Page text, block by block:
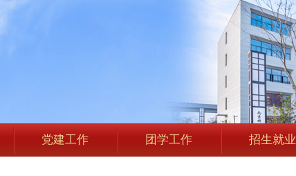
党建工作 团学工作 招生就业